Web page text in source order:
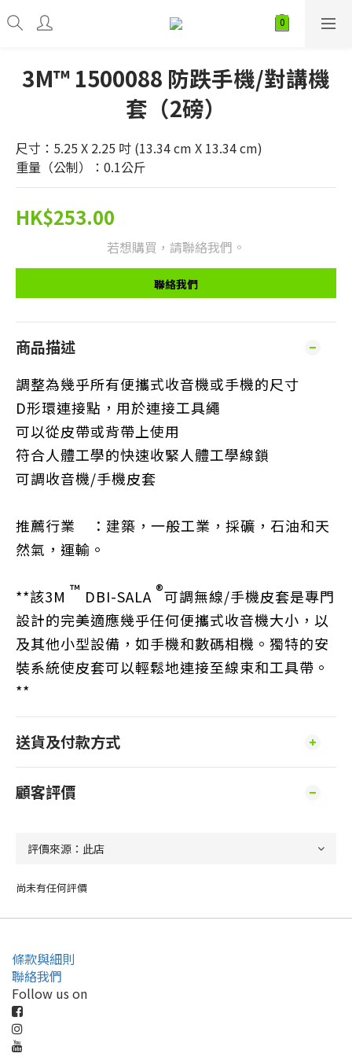
3M™ 1500088 防跌手機/對講機
套（2磅）
尺寸：5.25 X 2.25 吋 (13.34 cm X 13.34 cm)
重量（公制）：0.1公斤
HK$253.00
若想購買，請聯絡我們。
聯絡我們
商品描述
調整為幾乎所有便攜式收音機或手機的尺寸
D形環連接點，用於連接工具繩
可以從皮帶或背帶上使用
符合人體工學的快速收緊人體工學線鎖
可調收音機/手機皮套
推薦行業
：建築，一般工業，採礦，石油和天
然氣，運輸。
**該3M ™ DBI-SALA ®可調無線/手機皮套是專門
設計的完美適應幾乎任何便攜式收音機大小，以
及其他小型設備，如手機和數碼相機。 獨特的安
裝系統使皮套可以輕鬆地連接至線束和工具帶。
**
送貨及付款方式
顧客評價
尚未有任何評價
條款與細則
聯絡我們
Follow us on